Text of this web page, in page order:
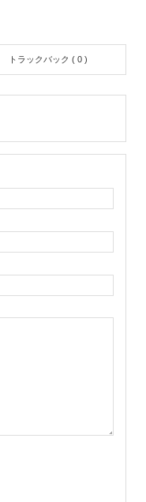
トラックバック ( 0 )